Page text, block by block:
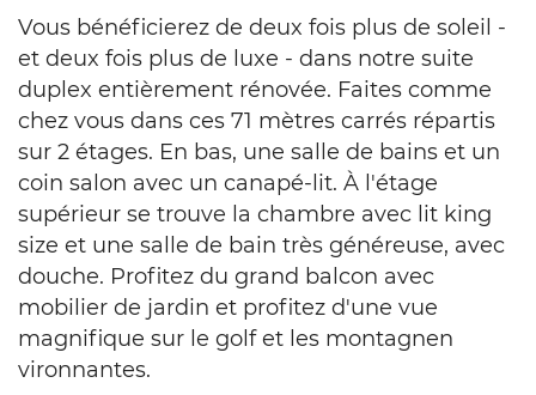
Vous bénéficierez de deux fois plus de soleil -
et deux fois plus de luxe - dans notre suite
duplex entièrement rénovée. Faites comme
chez vous dans ces 71 mètres carrés répartis
sur 2 étages. En bas, une salle de bains et un
coin salon avec un canapé-lit. À l'étage
supérieur se trouve la chambre avec lit king
size et une salle de bain très généreuse, avec
douche. Profitez du grand balcon avec
mobilier de jardin et profitez d'une vue
magnifique sur le golf et les montagnen
vironnantes.